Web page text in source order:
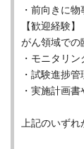
・前向きに
【歓迎経験】
がん領域での
・モニタリ
・試験進捗管
・実施計画
上記のいず